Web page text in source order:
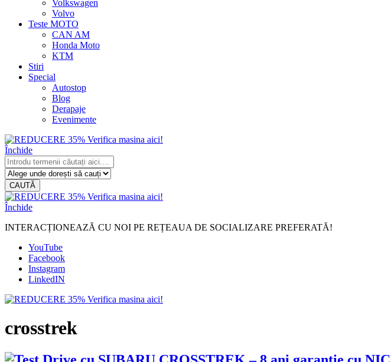
Volkswagen
Volvo
Teste MOTO
CAN AM
Honda Moto
KTM
Stiri
Special
Autostop
Blog
Derapaje
Evenimente
Închide
CAUTĂ
Închide
INTERACȚIONEAZĂ CU NOI PE REȚEAUA DE SOCIALIZARE PREFERATĂ!
YouTube
Facebook
Instagram
LinkedIN
crosstrek